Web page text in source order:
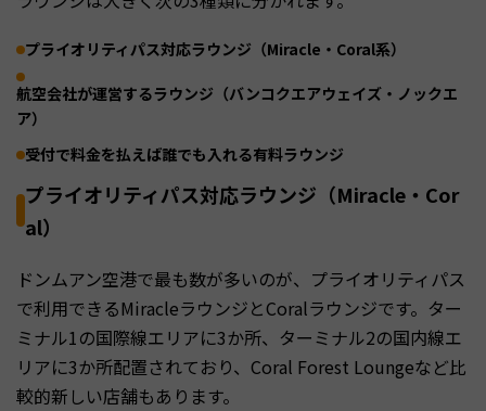
プライオリティパス対応ラウンジ（Miracle・Coral系）
航空会社が運営するラウンジ（バンコクエアウェイズ・ノックエ
ア）
受付で料金を払えば誰でも入れる有料ラウンジ
プライオリティパス対応ラウンジ（Miracle・Cor
al）
ドンムアン空港で最も数が多いのが、プライオリティパス
で利用できるMiracleラウンジとCoralラウンジです。ター
ミナル1の国際線エリアに3か所、ターミナル2の国内線エ
リアに3か所配置されており、Coral Forest Loungeなど比
較的新しい店舗もあります。